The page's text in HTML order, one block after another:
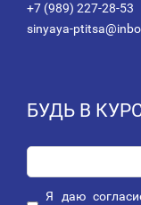
+7 (989) 227-28-53
sinyaya-
БУДЬ В
Я даю